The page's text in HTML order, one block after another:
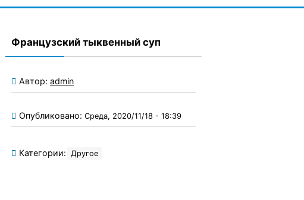
Французский тыквенный суп
Автор: admin
Опубликовано: Среда, 2020/11/18 - 18:39
Категории: Другое